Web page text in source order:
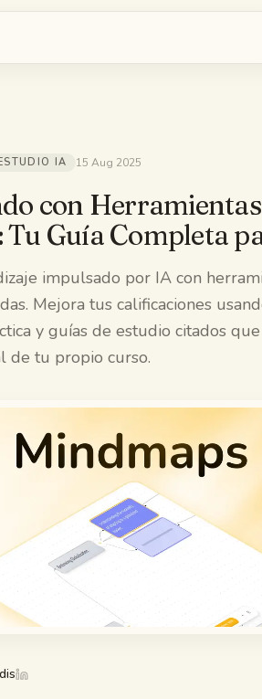
IA 15 Aug 2025
con
Tu Guía Completa
impulsado por IA con
Mejora tus calificaciones
y guías de estudio citados
de tu propio curso.